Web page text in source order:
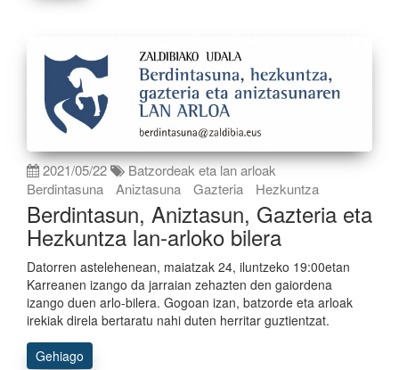
2021/05/22
Batzordeak eta lan arloak
Berdintasuna
Aniztasuna Gazteria Hezkuntza
Berdintasun, Aniztasun, Gazteria eta
Hezkuntza lan-arloko bilera
Datorren astelehenean, maiatzak 24, iluntzeko 19:00etan
Karreanen izango da jarraian zehazten den gaiordena
izango duen arlo-bilera. Gogoan izan, batzorde eta arloak
irekiak direla bertaratu nahi duten herritar guztientzat.
Gehiago